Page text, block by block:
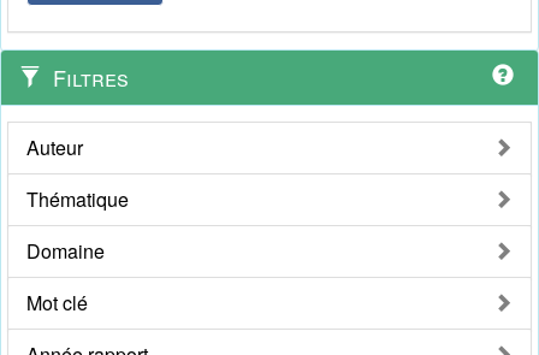
Filtres
Auteur
Thématique
Domaine
Mot clé